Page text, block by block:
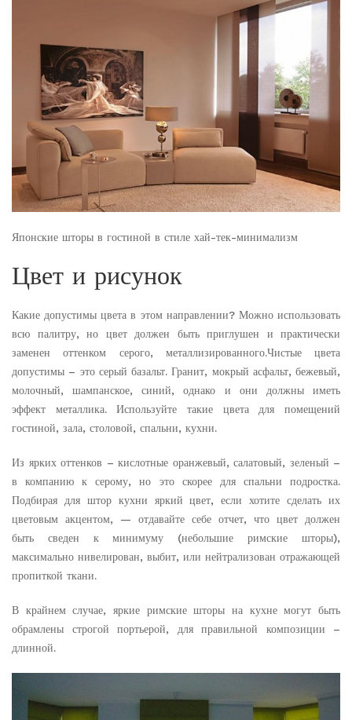
Японские шторы в гостиной в стиле хай-тек-минимализм
Цвет и рисунок
Какие допустимы цвета в этом направлении? Можно использовать
всю палитру, но цвет должен быть приглушен и практически
заменен оттенком серого, металлизированного.Чистые цвета
допустимы – это серый базальт. Гранит, мокрый асфальт, бежевый,
молочный, шампанское, синий, однако и они должны иметь
эффект металлика. Используйте такие цвета для помещений
гостиной, зала, столовой, спальни, кухни.
Из ярких оттенков – кислотные оранжевый, салатовый, зеленый –
в компанию к серому, но это скорее для спальни подростка.
Подбирая для штор кухни яркий цвет, если хотите сделать их
цветовым акцентом, — отдавайте себе отчет, что цвет должен
быть сведен к минимуму (небольшие римские шторы),
максимально нивелирован, выбит, или нейтрализован отражающей
пропиткой ткани.
В крайнем случае, яркие римские шторы на кухне могут быть
обрамлены строгой портьерой, для правильной композиции –
длинной.